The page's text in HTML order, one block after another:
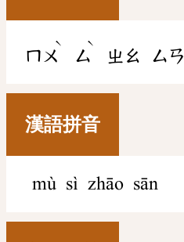
ㄇㄨ
ˋ
ㄙ
ˋ
ㄓㄠ ㄙㄢ
漢語拼音
mù sì zhāo sān